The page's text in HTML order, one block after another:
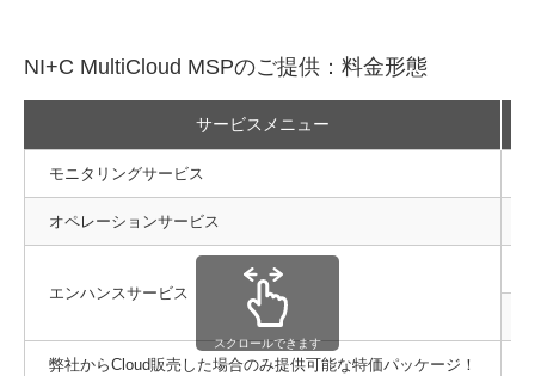
NI+C MultiCloud MSPのご提供：料金形態
サービスメニュー
モニタリングサービス
オペレーションサービス
エンハンスサービス
弊社からCloud販売した場合のみ提供可能な特価パッケージ！
スクロールできます